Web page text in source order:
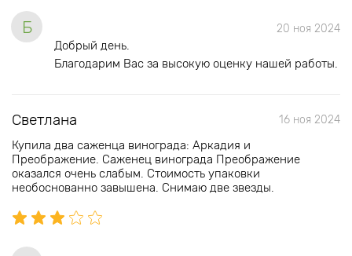
Б 20 ноя 2024
Добрый день.
Благодарим Вас за высокую оценку нашей работы.
Светлана 16 ноя 2024
Купила два саженца винограда: Аркадия и
Преображение. Саженец винограда Преображение
оказался очень слабым. Стоимость упаковки
необоснованно завышена. Снимаю две звезды.